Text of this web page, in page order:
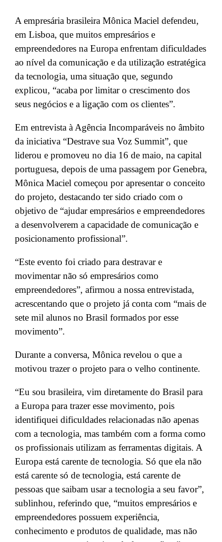
A empresária brasileira Mônica Maciel defendeu,
em Lisboa, que muitos empresários e
empreendedores na Europa enfrentam dificuldades
ao nível da comunicação e da utilização estratégica
da tecnologia, uma situação que, segundo
explicou, “acaba por limitar o crescimento dos
seus negócios e a ligação com os clientes”.
Em entrevista à Agência Incomparáveis no âmbito
da iniciativa “Destrave sua Voz Summit”, que
liderou e promoveu no dia 16 de maio, na capital
portuguesa, depois de uma passagem por Genebra,
Mônica Maciel começou por apresentar o conceito
do projeto, destacando ter sido criado com o
objetivo de “ajudar empresários e empreendedores
a desenvolverem a capacidade de comunicação e
posicionamento profissional”.
“Este evento foi criado para destravar e
movimentar não só empresários como
empreendedores”, afirmou a nossa entrevistada,
acrescentando que o projeto já conta com “mais de
sete mil alunos no Brasil formados por esse
movimento”.
Durante a conversa, Mônica revelou o que a
motivou trazer o projeto para o velho continente.
“Eu sou brasileira, vim diretamente do Brasil para
a Europa para trazer esse movimento, pois
identifiquei dificuldades relacionadas não apenas
com a tecnologia, mas também com a forma como
os profissionais utilizam as ferramentas digitais. A
Europa está carente de tecnologia. Só que ela não
está carente só de tecnologia, está carente de
pessoas que saibam usar a tecnologia a seu favor”,
sublinhou, referindo que, “muitos empresários e
empreendedores possuem experiência,
conhecimento e produtos de qualidade, mas não